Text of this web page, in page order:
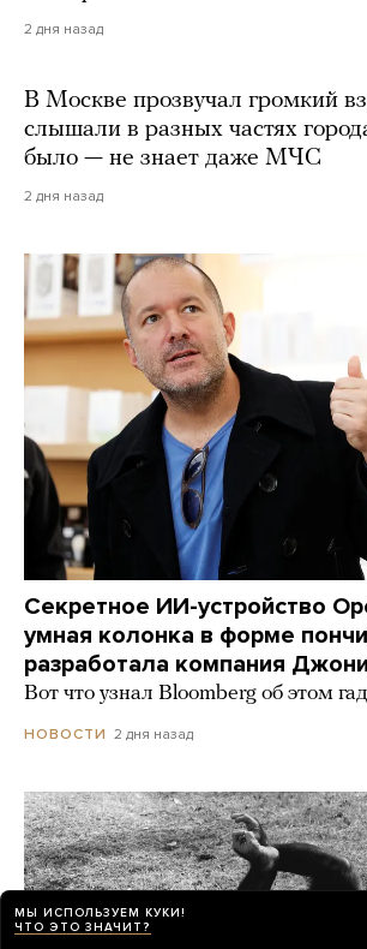
2 дня назад
В Москве прозвучал громкий
слышали в разных частях
было — не знает даже МЧС
2 дня назад
Секретное ИИ-устройство
умная колонка в форме
разработала компания
Вот что узнал Bloomberg об этом
НОВОСТИ 2 дня назад
МЫ ИСПОЛЬЗУЕМ КУКИ!
ЧТО ЭТО ЗНАЧИТ?